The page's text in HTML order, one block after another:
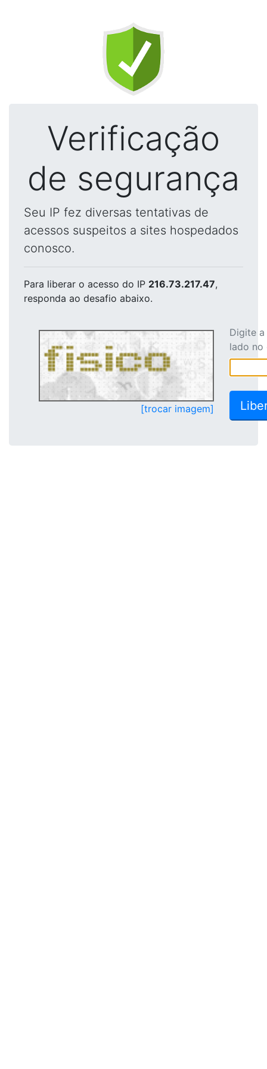
Verificação
de segurança
Seu IP fez diversas tentativas de
acessos suspeitos a sites hospedados
conosco.
Para liberar o acesso do IP 216.73.217.47,
responda ao desafio abaixo.
[trocar imagem]
Digite
lado no